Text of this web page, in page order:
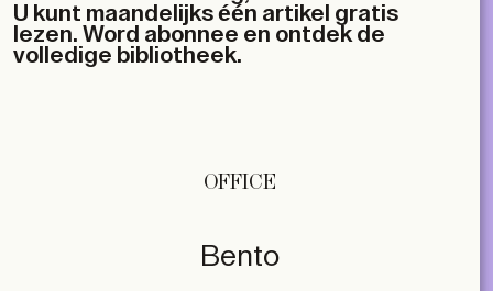
U kunt maandelijks één artikel gratis
lezen. Word abonnee en ontdek de
volledige bibliotheek.
OFFICE
Bento